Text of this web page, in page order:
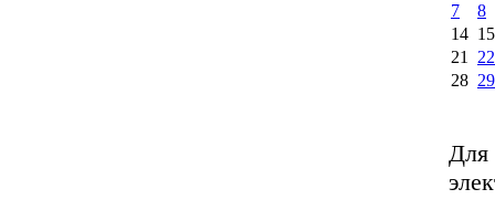
7
8
14 15
21 22
28 29
Для